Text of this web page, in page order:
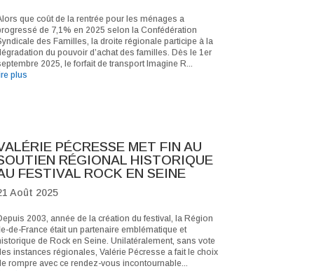
que coût de la rentrée pour les ménages a
de 7,1% en 2025 selon la Confédération
des Familles, la droite régionale participe à la
du pouvoir d’achat des familles. Dès le 1er
2025, le forfait de transport Imagine R...
plus
PÉCRESSE MET FIN AU
RÉGIONAL HISTORIQUE
FESTIVAL ROCK EN SEINE
Août 2025
2003, année de la création du festival, la Région
Ile-de-France était un partenaire emblématique et
de Rock en Seine. Unilatéralement, sans vote
instances régionales, Valérie Pécresse a fait le choix
rompre avec ce rendez-vous incontournable...